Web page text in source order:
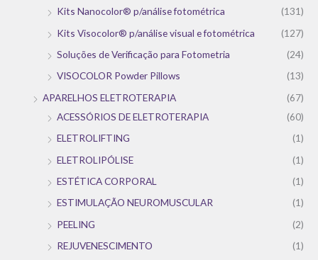
Kits Nanocolor® p/análise fotométrica
(131)
Kits Visocolor® p/análise visual e fotométrica
(127)
Soluções de Verificação para Fotometria
(24)
VISOCOLOR Powder Pillows
(13)
APARELHOS ELETROTERAPIA
(67)
ACESSÓRIOS DE ELETROTERAPIA
(60)
ELETROLIFTING
(1)
ELETROLIPÓLISE
(1)
ESTÉTICA CORPORAL
(1)
ESTIMULAÇÃO NEUROMUSCULAR
(1)
PEELING
(2)
REJUVENESCIMENTO
(1)